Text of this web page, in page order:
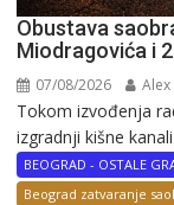
Obustava
Miodragovića i
07/08/2026 Alex
Tokom izvođenja
izgradnji kišne
BEOGRAD - OSTALE
Beograd zatvaranje